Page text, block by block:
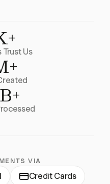
Trust Us
VIA
Credit Cards